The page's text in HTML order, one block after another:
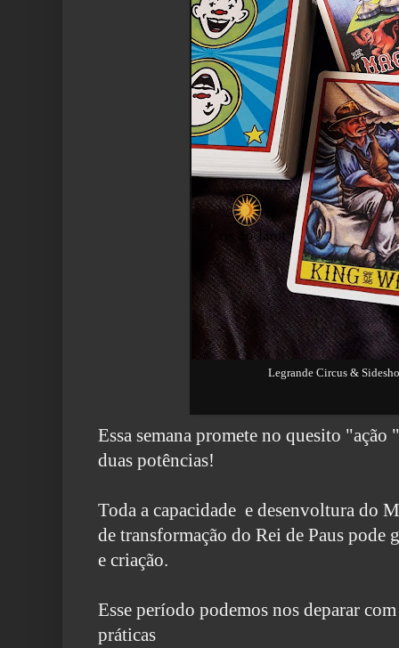
Legrande Circus &
Essa semana promete no quesito "ação
duas potências!
Toda a capacidade e desenvoltura do
de transformação do Rei de Paus
e criação.
Esse período podemos nos deparar
práticas